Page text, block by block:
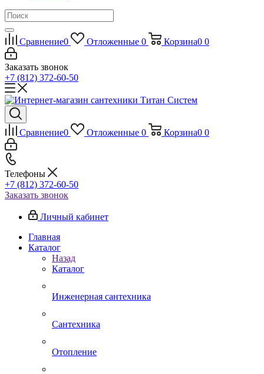
Сравнение0 Отложенные 0 Корзина0 0
Заказать звонок
+7 (812) 372-60-50
Сравнение0 Отложенные 0 Корзина0 0
Телефоны
+7 (812) 372-60-50
Заказать звонок
Личный кабинет
Главная
Каталог
Назад
Каталог
Инженерная сантехника
Сантехника
Отопление